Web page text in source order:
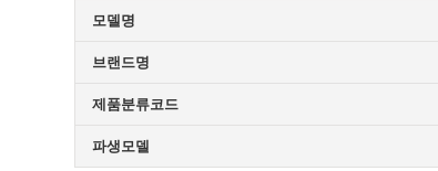
모델명
브랜드명
제품분류코드
파생모델